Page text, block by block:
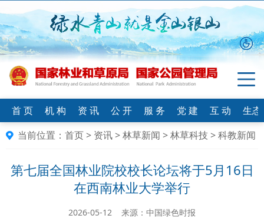
首 页 机 构 资 讯 公 开 服 务 党 建 互 动
生
当前位置： 首页> 资讯>林草新闻 >林草科技>科教新闻
第七届全国林业院校校长论坛将于5月16日
在西南林业大学举行
2026-05-12 来源：中国绿色时报